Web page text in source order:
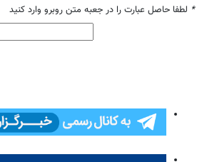
* لطفا حاصل عبارت را در جعبه متن روبرو وارد کنید